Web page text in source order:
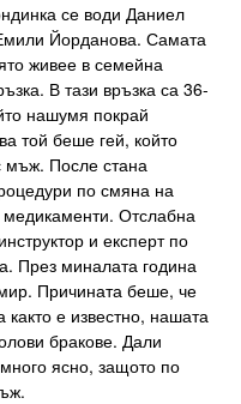
се води Даниел
Йорданова. Самата
живее в семейна
В тази връзка са 36-
нашумя покрай
той беше гей, който
мъж. После стана
по смяна на
Отслабна
и експерт по
През миналата година
Причината беше, че
е известно, нашата
бракове. Дали
ясно, защото по